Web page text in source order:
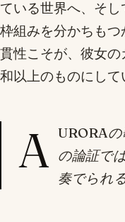
ている世界へ、そ
枠組みを分かちも
貫性こそが、彼女
和以上のものにして
A URORA
の論証で
奏でられ